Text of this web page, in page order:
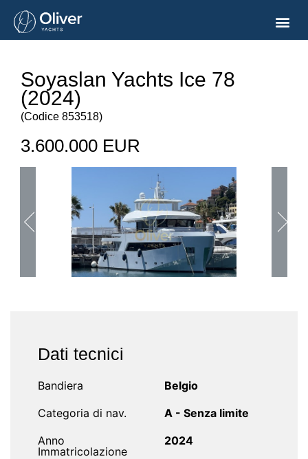
Soyaslan Yachts Ice 78
(2024)
(Codice 853518)
3.600.000 EUR
Dati tecnici
Bandiera
Belgio
Categoria di nav.
A - Senza limite
Anno
Immatricolazione
2024